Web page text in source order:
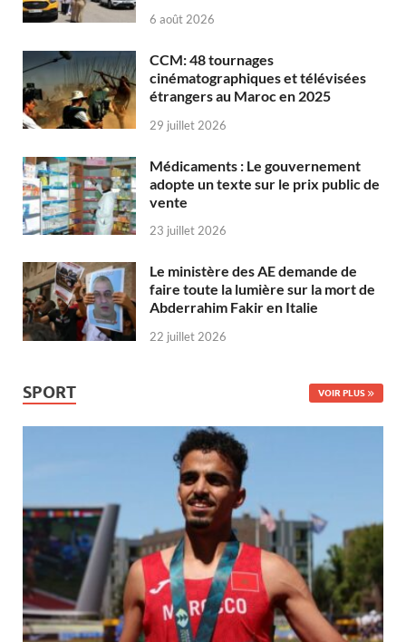
6 août 2026
CCM: 48 tournages
cinématographiques et télévisées
étrangers au Maroc en 2025
29 juillet 2026
Médicaments : Le gouvernement
adopte un texte sur le prix public de
vente
23 juillet 2026
Le ministère des AE demande de
faire toute la lumière sur la mort de
Abderrahim Fakir en Italie
22 juillet 2026
SPORT VOIR PLUS